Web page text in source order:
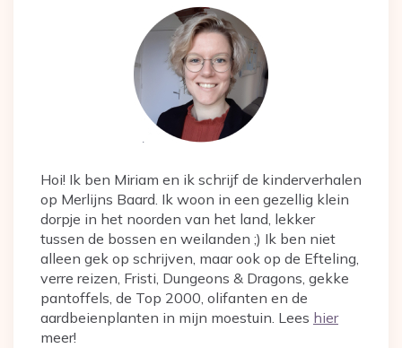
Hoi! Ik ben Miriam en ik schrijf de kinderverhalen
op Merlijns Baard. Ik woon in een gezellig klein
dorpje in het noorden van het land, lekker
tussen de bossen en weilanden ;) Ik ben niet
alleen gek op schrijven, maar ook op de Efteling,
verre reizen, Fristi, Dungeons & Dragons, gekke
pantoffels, de Top 2000, olifanten en de
aardbeienplanten in mijn moestuin. Lees hier
meer!